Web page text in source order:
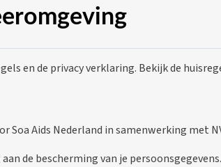
en de privacy verklaring. Bekijk de
Aids Nederland in samenwerking met
de bescherming van je